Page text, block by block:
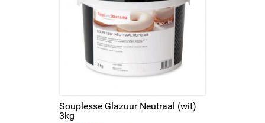
Souplesse Glazuur Neutraal (wit)
3kg